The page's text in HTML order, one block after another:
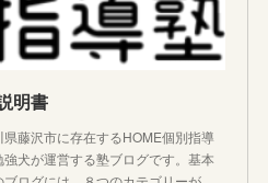
明書
県藤沢市に存在するHOME個別指導
犬が運営する塾ブログです。基本